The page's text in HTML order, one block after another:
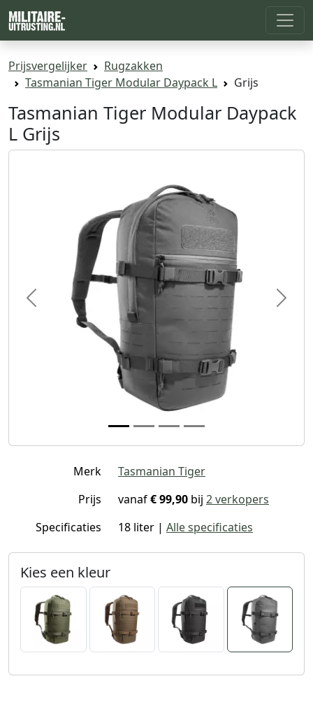
Prijsvergelijker
Rugzakken
Tasmanian Tiger Modular Daypack L
Grijs
Tasmanian Tiger Modular Daypack
L Grijs
Previous Next
Merk
Tasmanian Tiger
Prijs
vanaf€ 99,90 bij 2 verkopers
Specificaties
18 liter | Alle specificaties
Kies een kleur